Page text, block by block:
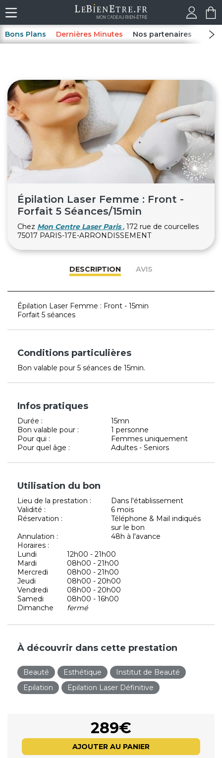
Bons Plans Dernières Minutes Nos partenaires Spas
Épilation Laser Femme : Front -
Forfait 5 Séances/15min
Chez Mon Centre Laser Paris , 172 rue de courcelles
75017 PARIS-17E-ARRONDISSEMENT
DESCRIPTION AVIS
Épilation Laser Femme : Front - 15min
Forfait 5 séances
Conditions particulières
Bon valable pour 5 séances de 15min.
Infos pratiques
Durée :
15mn
Bon valable pour :
1 personne
Pour qui :
Femmes uniquement
Pour quel âge :
Adultes - Seniors
Utilisation du bon
Lieu de la prestation :
Dans l'établissement
Validité :
6 mois
Réservation :
Téléphone & Mail indiqués
sur le bon
Annulation :
48h à l'avance
Horaires :
Lundi
12h00 - 21h00
Mardi
08h00 - 21h00
Mercredi
08h00 - 21h00
Jeudi
08h00 - 20h00
Vendredi
08h00 - 20h00
Samedi
08h00 - 16h00
Dimanche
fermé
À découvrir dans cette prestation
Beauté Esthétique
Institut de Beauté
Epilation
Epilation Laser Définitive
289€
AJOUTER AU PANIER